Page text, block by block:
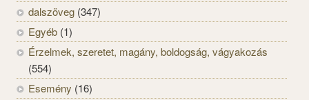
dalszöveg (347)
Egyéb (1)
Érzelmek, szeretet, magány, boldogság, vágyakozás
(554)
Esemény (16)